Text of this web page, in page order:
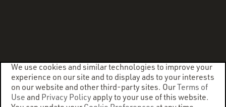
We use cookies and similar technologies to improve your
experience on our site and to display ads to your interests
on our website and other third-party sites. OurTerms of
Use and Privacy Policyapply to your use of this website.